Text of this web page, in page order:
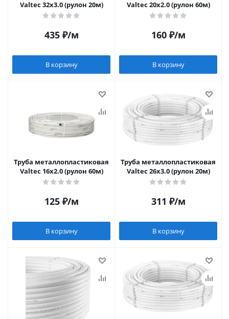
Valtec 32х3.0 (рулон 20м)
435₽/м
В корзину
Valtec 20х2.0 (рулон 60м)
160₽/м
В корзину
Труба металлопластиковая
Valtec 16х2.0 (рулон 60м)
125₽/м
В корзину
Труба металлопластиковая
Valtec 26х3.0 (рулон 20м)
311 ₽/м
В корзину